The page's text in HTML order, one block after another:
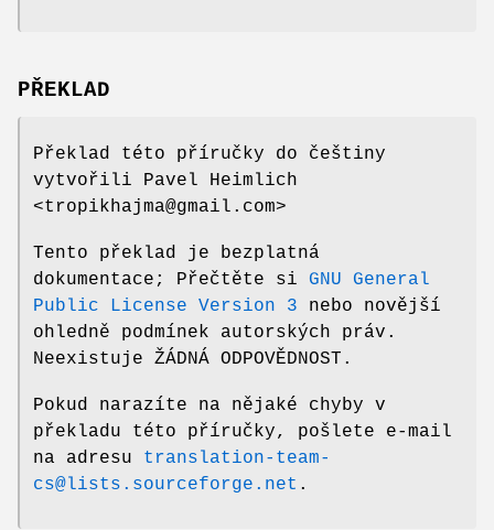
PŘEKLAD
Překlad této příručky do češtiny
vytvořili Pavel Heimlich
<tropikhajma@gmail.com>
Tento překlad je bezplatná
dokumentace; Přečtěte si GNU General
Public License Version 3 nebo novější
ohledně podmínek autorských práv.
Neexistuje ŽÁDNÁ ODPOVĚDNOST.
Pokud narazíte na nějaké chyby v
překladu této příručky, pošlete e-mail
na adresu translation-team-
cs@lists.sourceforge.net .